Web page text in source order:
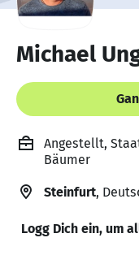
Michael
Angestellt,
Bäumer
Steinfurt,
Logg Dich ein, um